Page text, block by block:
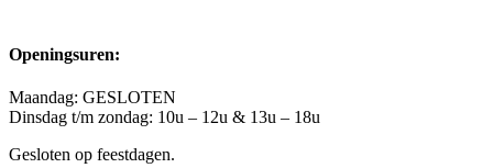
Openingsuren:
Maandag: GESLOTEN
Dinsdag t/m zondag: 10u – 12u & 13u – 18u
Gesloten op feestdagen.